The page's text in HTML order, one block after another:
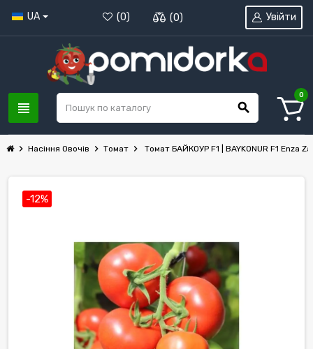
UA (0) (0)
view_headline search
Увійти
0
chevron_right Насіння Овочів chevron_right Томат chevron_right Томат БАЙКОУР F1 | BAYKONUR F1 Enza
-12%